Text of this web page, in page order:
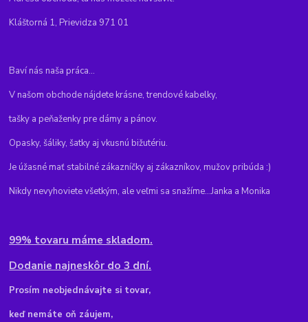
Kláštorná 1, Prievidza 971 01
Baví nás naša práca...
V našom obchode nájdete krásne, trendové kabelky,
tašky a peňaženky pre dámy a pánov.
Opasky, šáliky, šatky aj vkusnú bižutériu.
Je úžasné mať stabilné zákazníčky aj zákazníkov, mužov pribúda :)
Nikdy nevyhoviete všetkým, ale veľmi sa snažíme...Janka a Monika
99% tovaru máme skladom.
Dodanie najneskôr do 3 dní.
Prosím neobjednávajte si tovar,
keď nemáte oň záujem,